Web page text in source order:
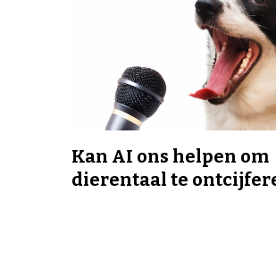
Kan AI ons helpen om
dierentaal te